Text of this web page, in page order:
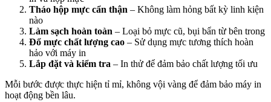
Tháo hộp mực cẩn thận – Không làm hỏng bất kỳ linh kiện
nào
Làm sạch hoàn toàn – Loại bỏ mực cũ, bụi bẩn từ bên trong
Đổ mực chất lượng cao – Sử dụng mực tương thích hoàn
hảo với máy in
Lắp đặt và kiểm tra – In thử để đảm bảo chất lượng tối ưu
Mỗi bước được thực hiện tỉ mỉ, không vội vàng để đảm bảo máy in
hoạt động bền lâu.